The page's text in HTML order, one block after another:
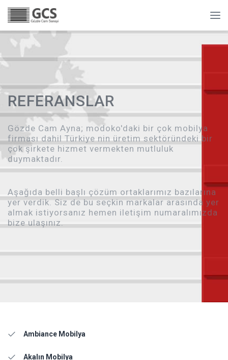
REFERANSLAR
Gözde Cam Ayna; modoko'daki bir çok mobilya
firması dahil Türkiye nin üretim sektöründeki bir
çok şirkete hizmet vermekten mutluluk
duymaktadır.
Aşağıda belli başlı çözüm ortaklarımız bazılarına
yer verdik. Siz de bu seçkin markalar arasında yer
almak istiyorsanız hemen iletişim numaralımızda
bize ulaşınız.
Ambiance Mobilya
Akalın Mobilya